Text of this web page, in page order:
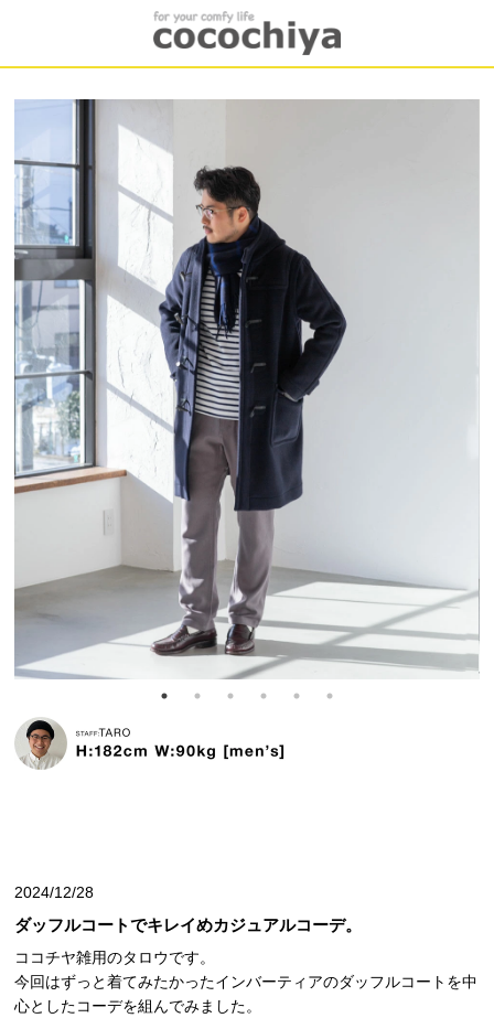
2024/12/28
ダッフルコートでキレイめカジュアルコーデ。
ココチヤ雑用のタロウです。
今回はずっと着てみたかったインバーティアのダッフルコートを中
心としたコーデを組んでみました。